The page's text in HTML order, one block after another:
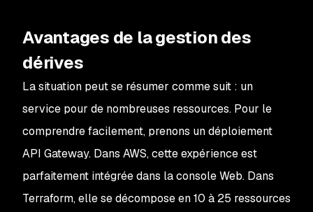
Avantages de la gestion des
dérives
La situation peut se résumer comme suit : un
service pour de nombreuses ressources. Pour le
comprendre facilement, prenons un déploiement
API Gateway. Dans AWS, cette expérience est
parfaitement intégrée dans la console Web. Dans
Terraform, elle se décompose en 10 à 25 ressources